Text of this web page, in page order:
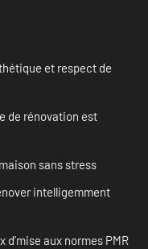
et respect de
de rénovation est
sans stress
intelligemment
aux normes PMR